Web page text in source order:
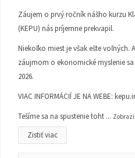
Záujem o prvý ročník nášho kurzu
(KEPU) nás príjemne prekvapil.
Niekoľko miest je však ešte voľných.
záujmom o ekonomické myslenie
2026.
VIAC INFORMÁCIÍ JE NA WEBE:
Tešíme sa na spustenie toht ...
Zistiť viac